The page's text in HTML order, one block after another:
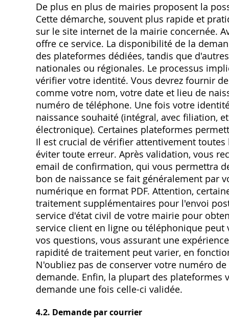
De plus en plus de mairies proposent la
Cette démarche, souvent plus rapide et
sur le site internet de la mairie concernée.
offre ce service. La disponibilité de la
des plateformes dédiées, tandis que
nationales ou régionales. Le processus
vérifier votre identité. Vous devrez fournir
comme votre nom, votre date et lieu de
numéro de téléphone. Une fois votre
naissance souhaité (intégral, avec filiation,
électronique). Certaines plateformes
Il est crucial de vérifier attentivement
éviter toute erreur. Après validation, vous
email de confirmation, qui vous permettra
bon de naissance se fait généralement par
numérique en format PDF. Attention,
traitement supplémentaires pour l'envoi
service d'état civil de votre mairie pour
service client en ligne ou téléphonique
vos questions, vous assurant une
rapidité de traitement peut varier, en
N'oubliez pas de conserver votre numéro
demande. Enfin, la plupart des
demande une fois celle-ci validée.
4.2. Demande par courrier